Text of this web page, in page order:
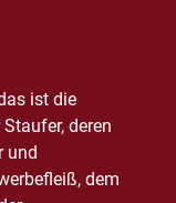
ist die
deren
und
dem